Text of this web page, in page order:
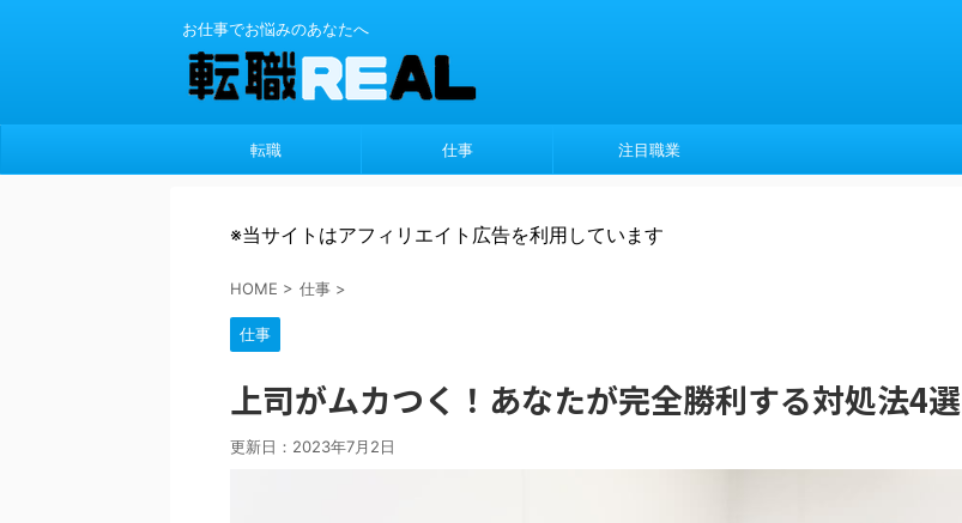
お仕事でお悩みのあなたへ
転職 仕事 注目職業
※当サイトはアフィリエイト広告を利用しています
HOME > 仕事 >
仕事
上司がムカつく！あなたが完全勝利する対処法4選
更新日： 2023年7月2日